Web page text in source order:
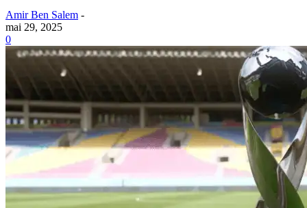
Amir Ben Salem -
mai 29, 2025
0